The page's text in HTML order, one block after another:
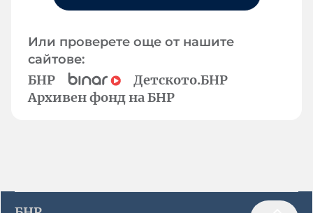
Или проверете още от нашите
сайтове:
БНР
Детското.БНР
Архивен фонд на БНР